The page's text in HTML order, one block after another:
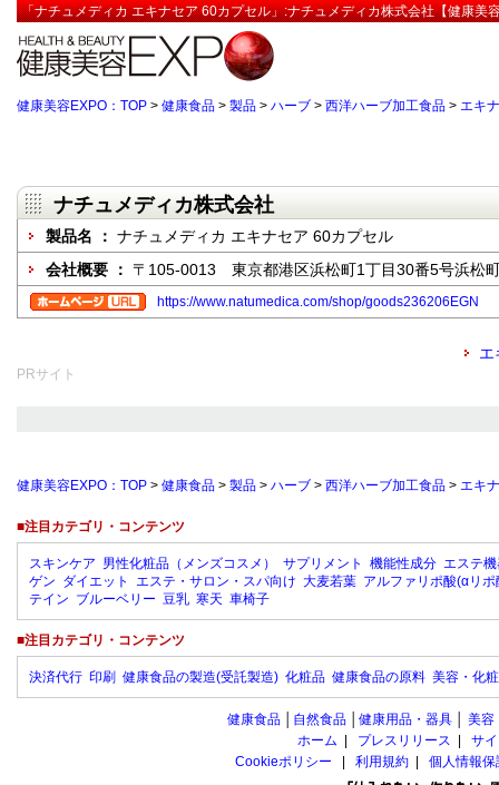
「ナチュメディカ エキナセア 60カプセル」:ナチュメディカ株式会社【健康美
健康美容EXPO：TOP > 健康食品 > 製品 > ハーブ > 西洋ハーブ加工食品 > エキ
ナチュメディカ株式会社
製品名 ： ナチュメディカ エキナセア 60カプセル
会社概要 ： 〒105-0013 東京都港区浜松町1丁目30番5号浜松
https://www.natumedica.com/shop/goods236206EGN
エ
PRサイト
健康美容EXPO：TOP > 健康食品 > 製品 > ハーブ > 西洋ハーブ加工食品 > エキ
■注目カテゴリ・コンテンツ
スキンケア 男性化粧品（メンズコスメ） サプリメント 機能性成分 エステ
ゲン ダイエット エステ・サロン・スパ向け 大麦若葉 アルファリポ酸(αリポ
テイン ブルーベリー 豆乳 寒天 車椅子
■注目カテゴリ・コンテンツ
決済代行 印刷 健康食品の製造(受託製造) 化粧品 健康食品の原料 美容・化
健康食品 自然食品 健康用品・器具 美容
ホーム
プレスリリース
サ
Cookieポリシー
利用規約 個人情報